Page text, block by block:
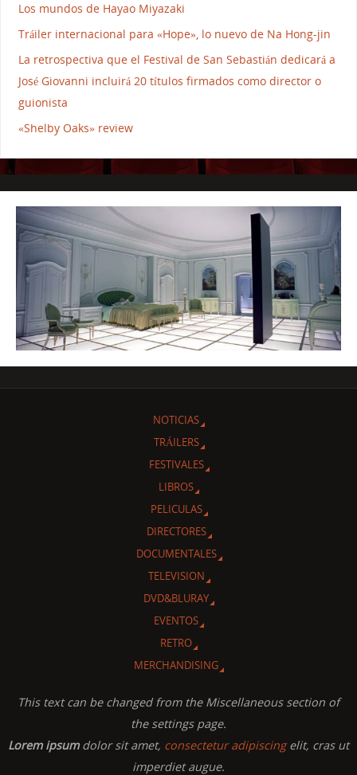
Los mundos de Hayao Miyazaki
Tráiler internacional para «Hope», lo nuevo de Na Hong-jin
La retrospectiva que el Festival de San Sebastián dedicará a
José Giovanni incluirá 20 títulos firmados como director o
guionista
«Shelby Oaks» review
NOTICIAS
TRÁILERS
FESTIVALES
LIBROS
PELICULAS
DIRECTORES
DOCUMENTALES
TELEVISION
DVD&BLURAY
EVENTOS
RETRO
MERCHANDISING
This text can be changed from the Miscellaneous section of
the settings page.
Lorem ipsumdolor sit amet, consectetur adipiscingelit, cras ut
imperdiet augue.